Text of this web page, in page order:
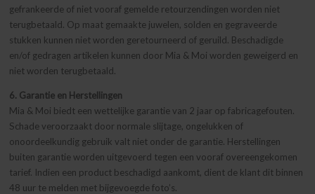
gefrankeerde of niet vooraf gemelde retourzendingen worden niet
terugbetaald. Op maat gemaakte juwelen, solden en gegraveerde
stukken kunnen niet worden geretourneerd of geruild. Beschadigde
en/of gedragen artikelen kunnen door Mia & Moi worden geweigerd en
niet worden terugbetaald.
6. Garantie en Herstellingen
Mia & Moi biedt een wettelijke garantie van 2 jaar op fabricagefouten.
Schade veroorzaakt door normale slijtage, ongelukken of
onoordeelkundig gebruik valt niet onder de garantie. Herstellingen
buiten garantie worden uitgevoerd tegen een vooraf overeengekomen
tarief. Indien een product beschadigd aankomt, dient de klant dit binnen
48 uur te melden met bijgevoegde foto’s.